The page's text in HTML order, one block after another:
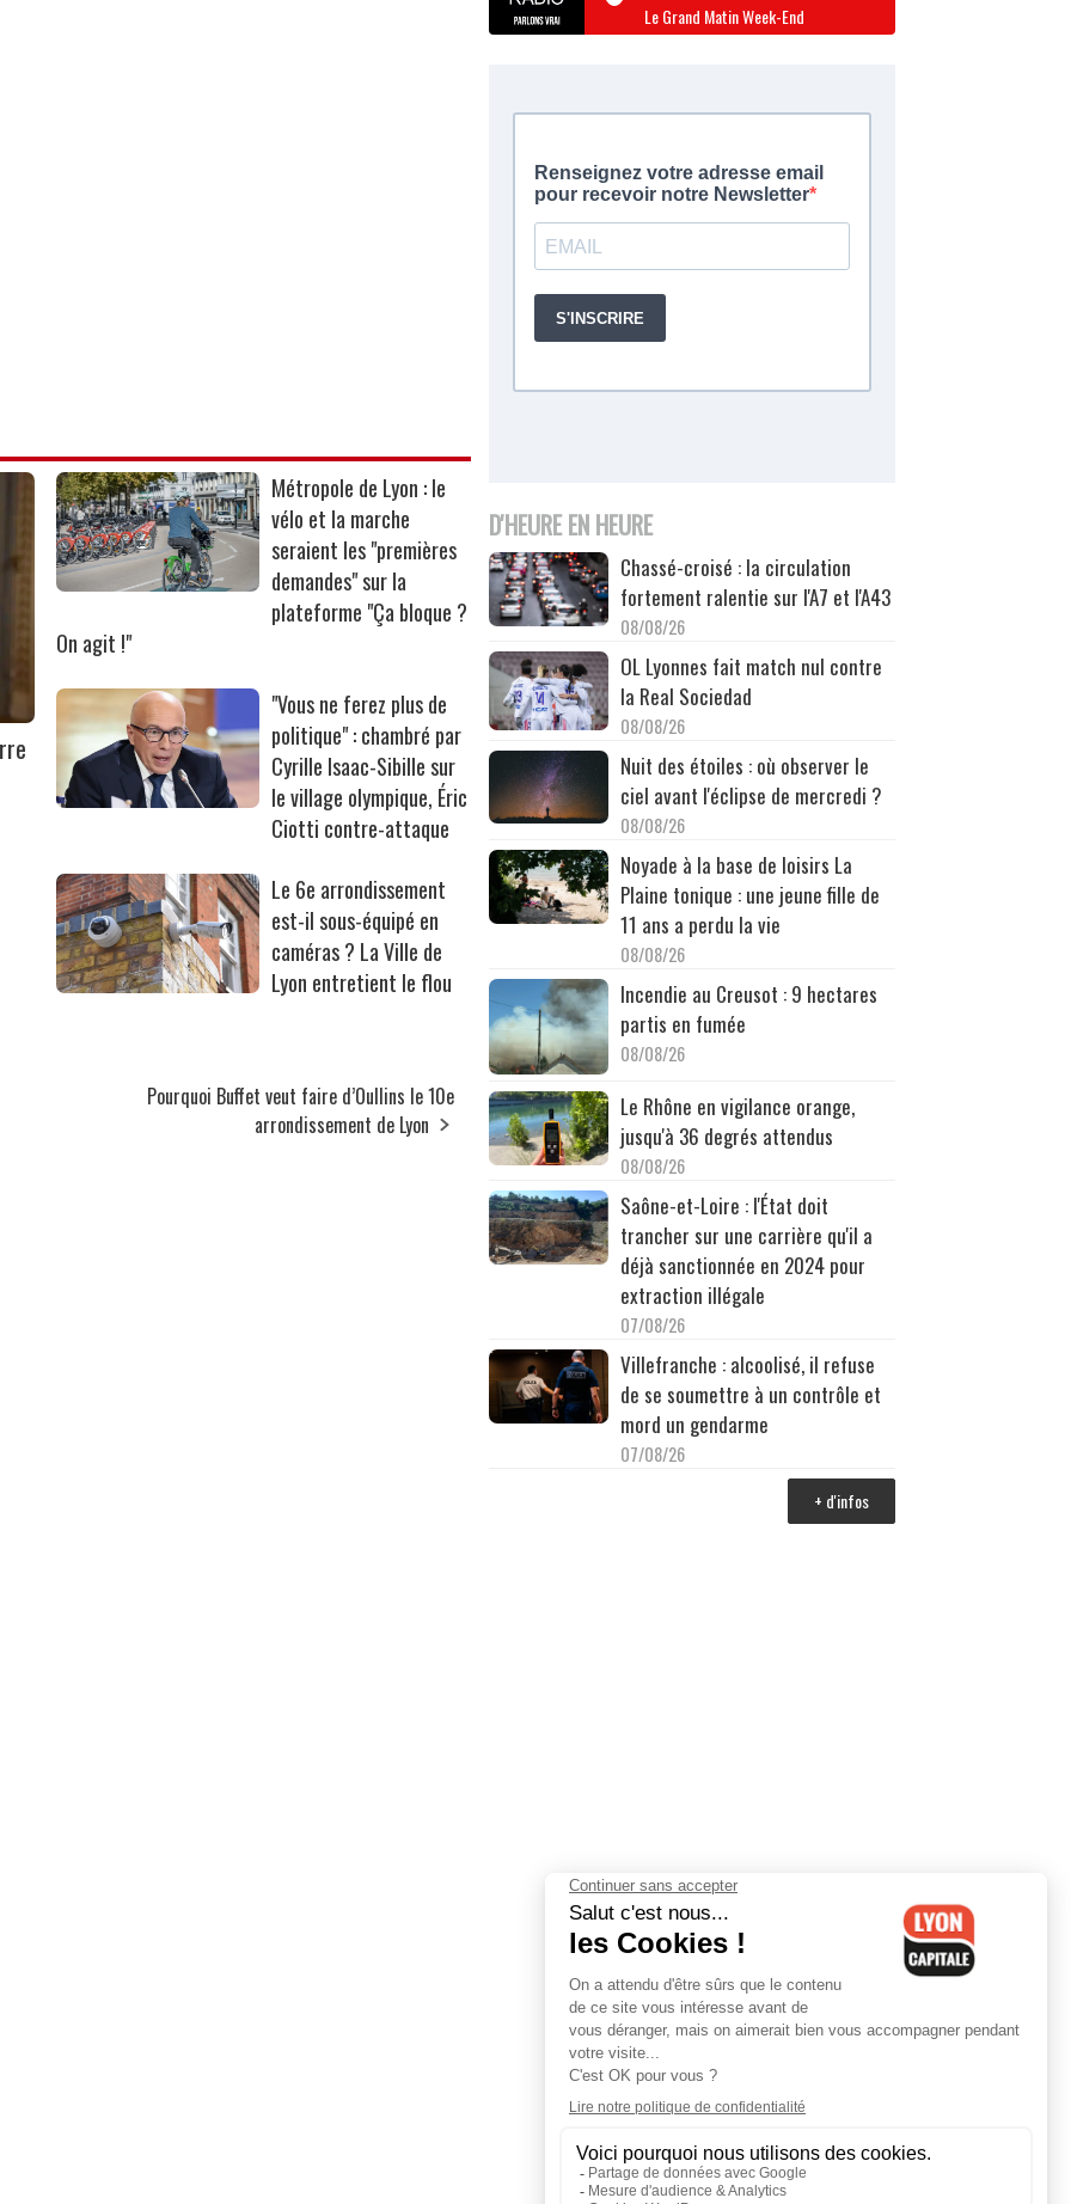
Métropole de Lyon : le
vélo et la marche
seraient les "premières
demandes" sur la
plateforme "Ça bloque ?
On agit !"
"Vous ne ferez plus de
politique" : chambré par
Cyrille Isaac-Sibille sur
le village olympique, Éric
Ciotti contre-attaque
Le 6e arrondissement
est-il sous-équipé en
caméras ? La Ville de
Lyon entretient le flou
Pourquoi Buffet veut faire d’Oullins le 10e
arrondissement de Lyon
Le Grand Matin Week-End
D'HEURE EN HEURE
Chassé-croisé : la circulation
fortement ralentie sur l'A7 et l'A43
08/08/26
OL Lyonnes fait match nul contre
la Real Sociedad
08/08/26
Nuit des étoiles : où observer le
ciel avant l'éclipse de mercredi ?
08/08/26
Noyade à la base de loisirs La
Plaine tonique : une jeune fille de
11 ans a perdu la vie
08/08/26
Incendie au Creusot : 9 hectares
partis en fumée
08/08/26
Le Rhône en vigilance orange,
jusqu'à 36 degrés attendus
08/08/26
Saône-et-Loire : l'État doit
trancher sur une carrière qu'il a
déjà sanctionnée en 2024 pour
extraction illégale
07/08/26
Villefranche : alcoolisé, il refuse
de se soumettre à un contrôle et
mord un gendarme
07/08/26
+ d'infos